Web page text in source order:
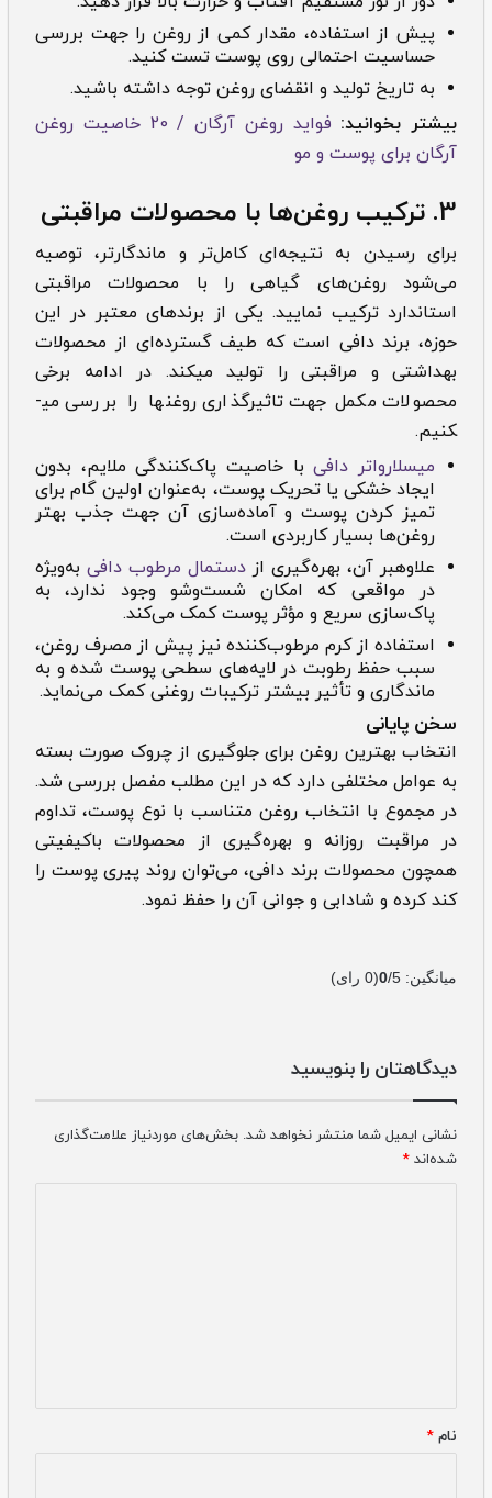
پیش از استفاده، مقدار کمی از روغن را جهت بررسی
حساسیت احتمالی روی پوست تست کنید.
به تاریخ تولید و انقضای روغن توجه داشته باشید.
بیشتر بخوانید:
فواید روغن آرگان / 20 خاصیت روغن
آرگان برای پوست و مو
3. ترکیب روغن‌ها با محصولات مراقبتی
برای رسیدن به نتیجه‌ای کامل‌تر و ماندگارتر، توصیه
می‌شود روغن‌های گیاهی را با محصولات مراقبتی
استاندارد ترکیب نمایید. یکی از برندهای معتبر در این
حوزه، برند دافی است که طیف گسترده‌ای از محصولات
بهداشتی و مراقبتی را تولید می­کند. در ادامه برخی
محصولات مکمل جهت تاثیرگذاری روغن­ها را بررسی می­
کنیم.
میسلارواتر دافیبا خاصیت پاک‌کنندگی ملایم، بدون
ایجاد خشکی یا تحریک پوست، به‌عنوان اولین گام برای
تمیز کردن پوست و آماده‌سازی آن جهت جذب بهتر
روغن‌ها بسیار کاربردی است.
علاوه­بر آن، بهره‌گیری از دستمال مرطوب دافی به‌ویژه
در مواقعی که امکان شست‌وشو وجود ندارد، به
پاک‌سازی سریع و مؤثر پوست کمک می‌کند.
استفاده از کرم مرطوب‌کننده نیز پیش از مصرف روغن،
سبب حفظ رطوبت در لایه‌های سطحی پوست شده و به
ماندگاری و تأثیر بیشتر ترکیبات روغنی کمک می‌نماید.
سخن پایانی
انتخاب بهترین روغن برای جلوگیری از چروک صورت بسته
به عوامل مختلفی دارد که در این مطلب مفصل بررسی شد.
در مجموع با انتخاب روغن متناسب با نوع پوست، تداوم
در مراقبت روزانه و بهره‌گیری از محصولات باکیفیتی
همچون محصولات برند دافی، می‌توان روند پیری پوست را
کند کرده و شادابی و جوانی آن را حفظ نمود.
میانگین: 0/5
(
0 رای)
دیدگاهتان را بنویسید
نشانی ایمیل شما منتشر نخواهد شد. بخش‌های موردنیاز علامت‌گذاری
شده‌اند *
نام *